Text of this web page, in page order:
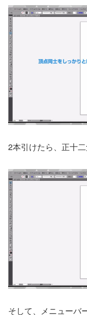
2本引けたら、正十
そして、メニューバ